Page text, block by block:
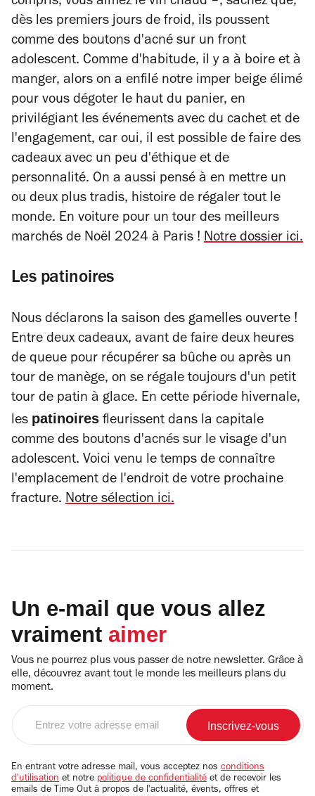
dès les premiers jours de froid, ils poussent
comme des boutons d'acné sur un front
adolescent. Comme d'habitude, il y a à boire et à
manger, alors on a enfilé notre imper beige élimé
pour vous dégoter le haut du panier, en
privilégiant les événements avec du cachet et de
l'engagement, car oui, il est possible de faire des
cadeaux avec un peu d'éthique et de
personnalité. On a aussi pensé à en mettre un
ou deux plus tradis, histoire de régaler tout le
monde. En voiture pour un tour des meilleurs
marchés de Noël 2024 à Paris ! Notre dossier ici.
Les patinoires
Nous déclarons la saison des gamelles ouverte !
Entre deux cadeaux, avant de faire deux heures
de queue pour récupérer sa bûche ou après un
tour de manège, on se régale toujours d'un petit
tour de patin à glace. En cette période hivernale,
les patinoires fleurissent dans la capitale
comme des boutons d'acnés sur le visage d'un
adolescent. Voici venu le temps de connaître
l'emplacement de l'endroit de votre prochaine
fracture. Notre sélection ici.
Un e-mail que vous allez
vraiment aimer
Vous ne pourrez plus vous passer de notre newsletter. Grâce à
elle, découvrez avant tout le monde les meilleurs plans du
moment.
email
En entrant votre adresse mail, vous acceptez nos conditions
d'utilisation et notre politique de confidentialité et de recevoir les
emails de Time Out à propos de l'actualité, évents, offres et